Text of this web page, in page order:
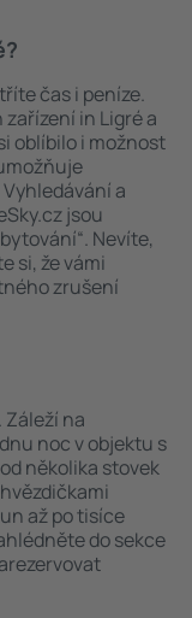
čas i peníze.
in Ligré a
oblíbilo i možnost
a
jsou
Nevíte,
si, že vámi
zrušení
Záleží na
noc v objektu s
několika stovek
až po tisíce
do sekce